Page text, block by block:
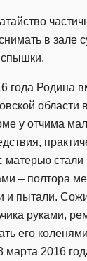
в зале
года Родина
области
у отчима
матерью стали
– полтора
и пытали.
руками,
его
марта 2016